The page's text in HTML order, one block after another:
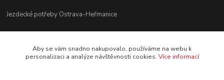
Jezdecké potřeby Ostrava-Heřmanice
Po-Pá 9:30 - 17:30
Aby se vám snadno nakupovalo, používáme na webu k
personalizaci a analýze návštěvnosti cookies. Více informací